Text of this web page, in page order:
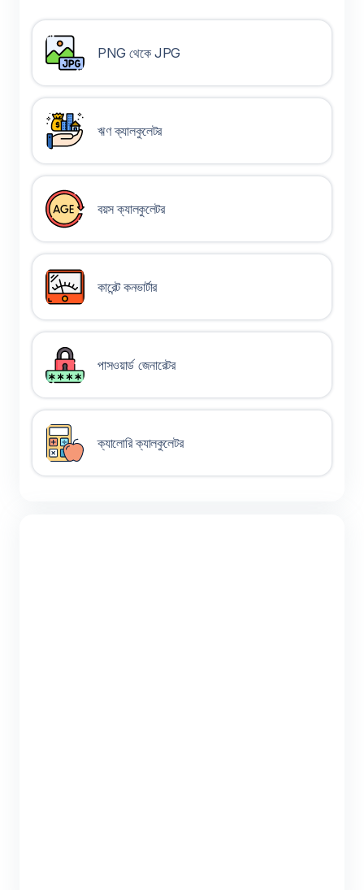
PNG থেকে JPG
ঋণ ক্যালকুলেটর
বয়স ক্যালকুলেটর
কারেন্ট কনভার্টার
পাসওয়ার্ড জেনারেটর
ক্যালোরি ক্যালকুলেটর